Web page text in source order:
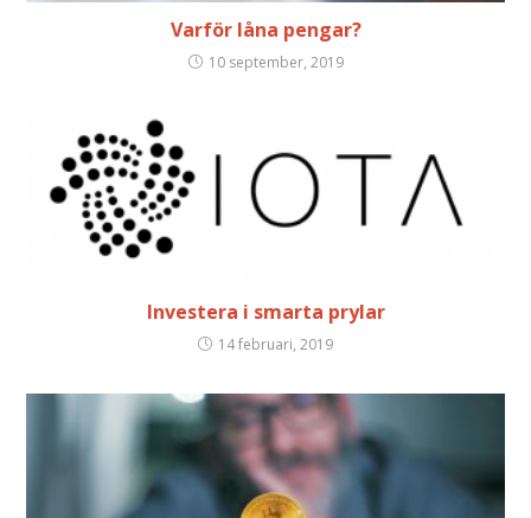
Varför låna pengar?
10 september, 2019
Investera i smarta prylar
14 februari, 2019